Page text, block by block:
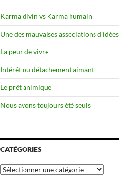
Karma divin vs Karma humain
Une des mauvaises associations d’idées
La peur de vivre
Intérêt ou détachement aimant
Le prêt animique
Nous avons toujours été seuls
CATÉGORIES
Catégories